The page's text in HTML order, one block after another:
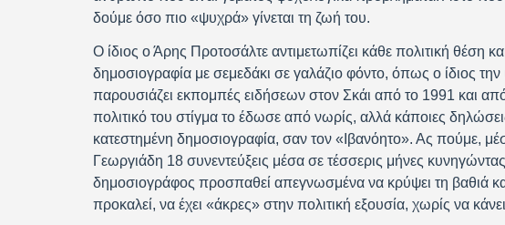
δούμε όσο πιο «ψυχρά» γίνεται τη ζωή του.
Ο ίδιος ο Άρης Προτοσάλτε αντιμετωπίζει κάθε πολιτική θέση
δημοσιογραφία με σεμεδάκι σε γαλάζιο φόντο, όπως ο ίδιος
παρουσιάζει εκπομπές ειδήσεων στον Σκάι από το 1991 και
πολιτικό του στίγμα το έδωσε από νωρίς, αλλά κάποιες
κατεστημένη δημοσιογραφία, σαν τον «Ιβανόητο». Ας πούμε,
Γεωργιάδη 18 συνεντεύξεις μέσα σε τέσσερις μήνες
δημοσιογράφος προσπαθεί απεγνωσμένα να κρύψει τη βαθιά
προκαλεί, να έχει «άκρες» στην πολιτική εξουσία, χωρίς να